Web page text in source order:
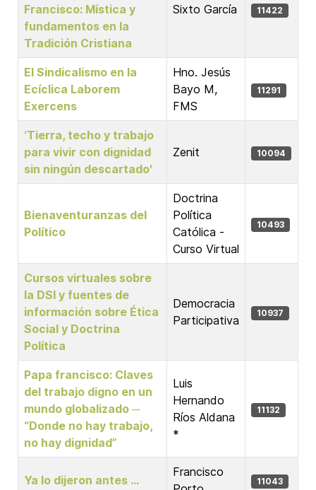
Francisco: Mística y
fundamentos en la
Tradición Cristiana
Sixto García 11422
El Sindicalismo en la
Ecíclica Laborem
Exercens
Hno. Jesús
Bayo M,
FMS
11291
‘Tierra, techo y trabajo
para vivir con dignidad
sin ningún descartado'
Zenit 10094
Bienaventuranzas del
Político
Doctrina
Política
Católica -
Curso Virtual
10493
Cursos virtuales sobre
la DSI y fuentes de
información sobre Ética
Social y Doctrina
Política
Democracia
Participativa
10937
Papa francisco: Claves
del trabajo digno en un
mundo globalizado ─
“Donde no hay trabajo,
no hay dignidad”
Luis
Hernando
Ríos Aldana
*
11132
Ya lo dijeron antes ...
Francisco
11043